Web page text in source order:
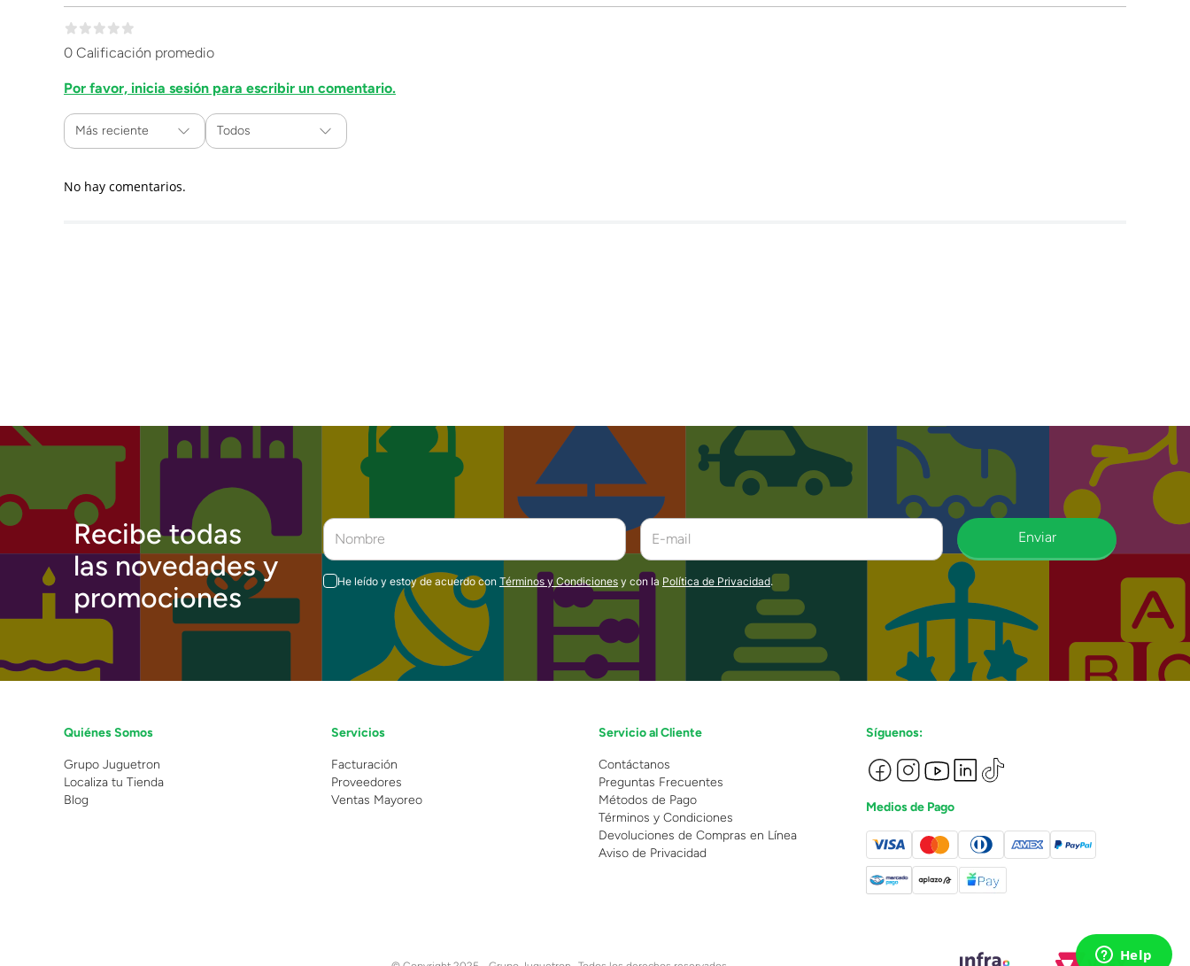
0 Calificación promedio
Por favor, inicia sesión para escribir un comentario.
Más reciente Todos
No hay comentarios.
Recibe todas
las novedades y
promociones
Enviar
He leído y estoy de acuerdo con Términos y Condiciones y con la Política de Privacidad.
Quiénes Somos
Grupo Juguetron
Localiza tu Tienda
Blog
Servicios
Facturación
Proveedores
Ventas Mayoreo
Servicio al Cliente
Contáctanos
Preguntas Frecuentes
Métodos de Pago
Términos y Condiciones
Devoluciones de Compras en Línea
Aviso de Privacidad
Síguenos:
Medios de Pago